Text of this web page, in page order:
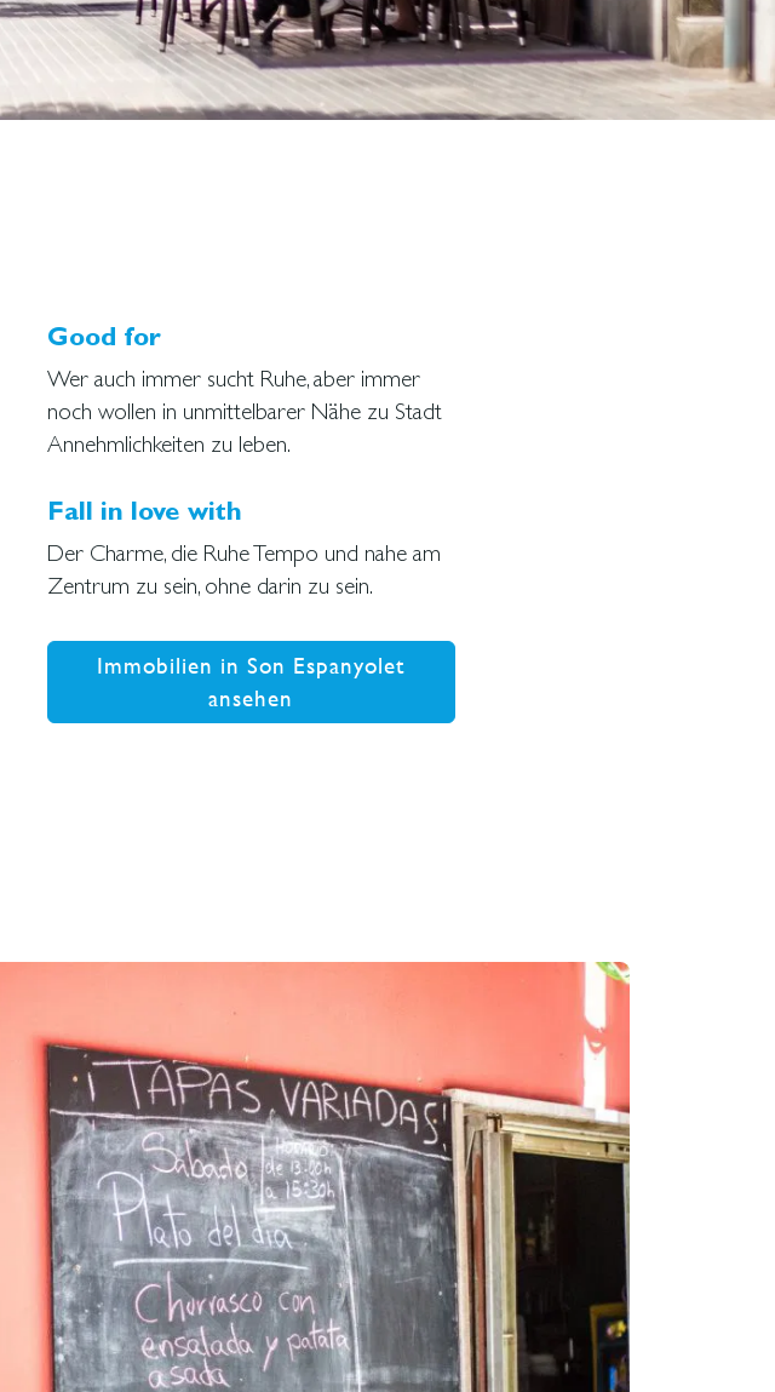
Good for
Wer auch immer sucht Ruhe, aber immer
noch wollen in unmittelbarer Nähe zu Stadt
Annehmlichkeiten zu leben.
Fall in love with
Der Charme, die Ruhe Tempo und nahe am
Zentrum zu sein, ohne darin zu sein.
Immobilien in Son Espanyolet
ansehen